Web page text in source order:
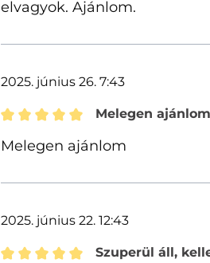
elvagyok. Ajánlom.
2025. június 26. 7:43
Értékelés 5 of 5 csillagok
Melegen ajánlom
Melegen ajánlom
2025. június 22. 12:43
Szuperül áll,